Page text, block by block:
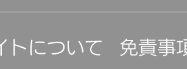
トについて 免責事